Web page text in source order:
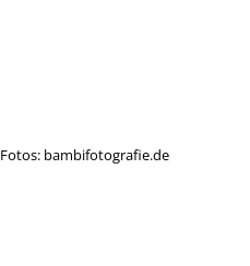
Fotos: bambifotografie.de